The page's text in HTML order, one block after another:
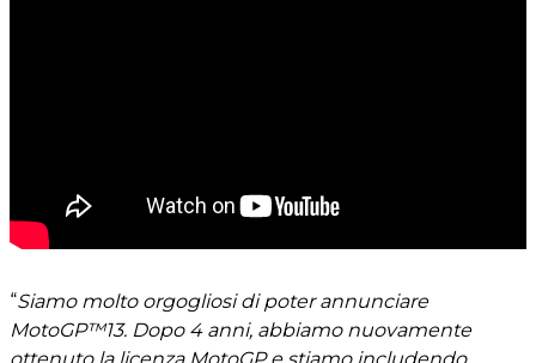
“Siamo molto orgogliosi di poter annunciare
MotoGP™13. Dopo 4 anni, abbiamo nuovamente